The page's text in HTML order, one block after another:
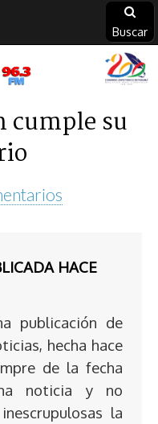
Buscar
cumple su
HACE
publicación de
hecha hace
de la fecha
noticia y no
la